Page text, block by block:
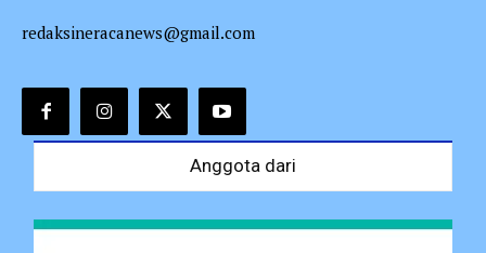
redaksineracanews@gmail.com
Anggota dari